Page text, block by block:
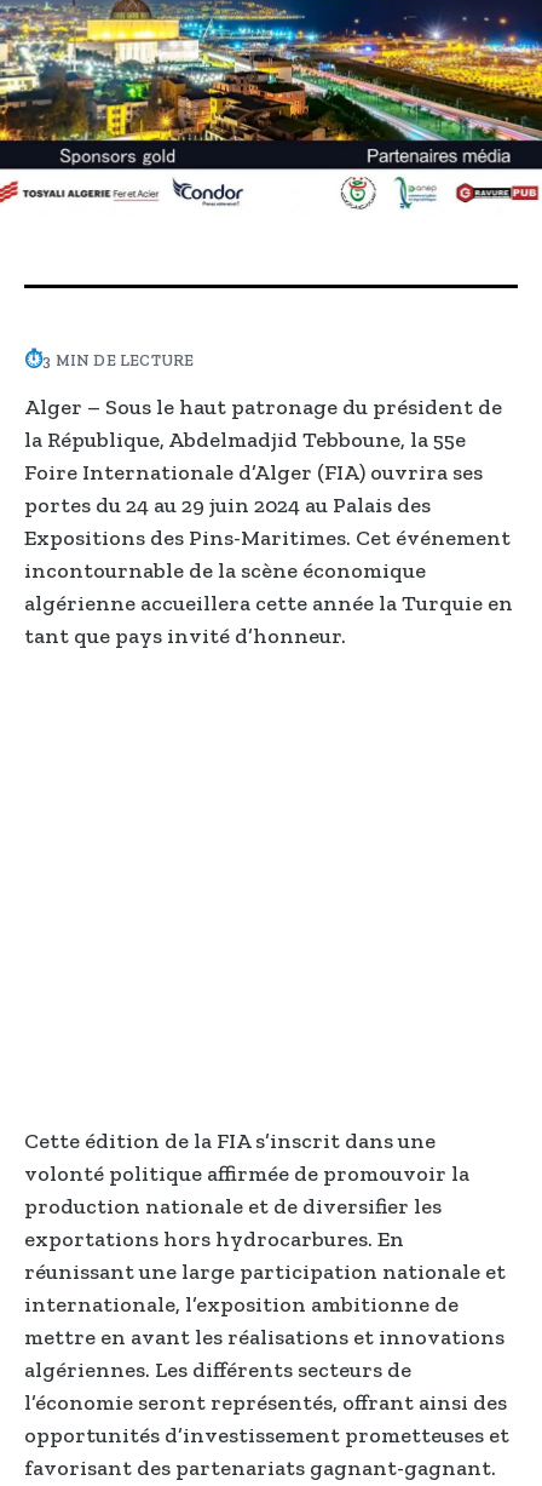
⏱3 MIN DE LECTURE
Alger – Sous le haut patronage du président de
la République, Abdelmadjid Tebboune, la 55e
Foire Internationale d’Alger (FIA) ouvrira ses
portes du 24 au 29 juin 2024 au Palais des
Expositions des Pins-Maritimes. Cet événement
incontournable de la scène économique
algérienne accueillera cette année la Turquie en
tant que pays invité d’honneur.
Cette édition de la FIA s’inscrit dans une
volonté politique affirmée de promouvoir la
production nationale et de diversifier les
exportations hors hydrocarbures. En
réunissant une large participation nationale et
internationale, l’exposition ambitionne de
mettre en avant les réalisations et innovations
algériennes. Les différents secteurs de
l’économie seront représentés, offrant ainsi des
opportunités d’investissement prometteuses et
favorisant des partenariats gagnant-gagnant.